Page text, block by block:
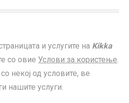
и услугите на Kikka
со овие Услови за користење.
некој од условите, ве
нашите услуги.